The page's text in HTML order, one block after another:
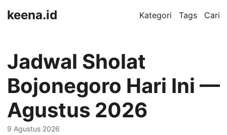
keena.id Kategori Tags Cari
Jadwal Sholat
Bojonegoro Hari Ini —
Agustus 2026
9 Agustus 2026